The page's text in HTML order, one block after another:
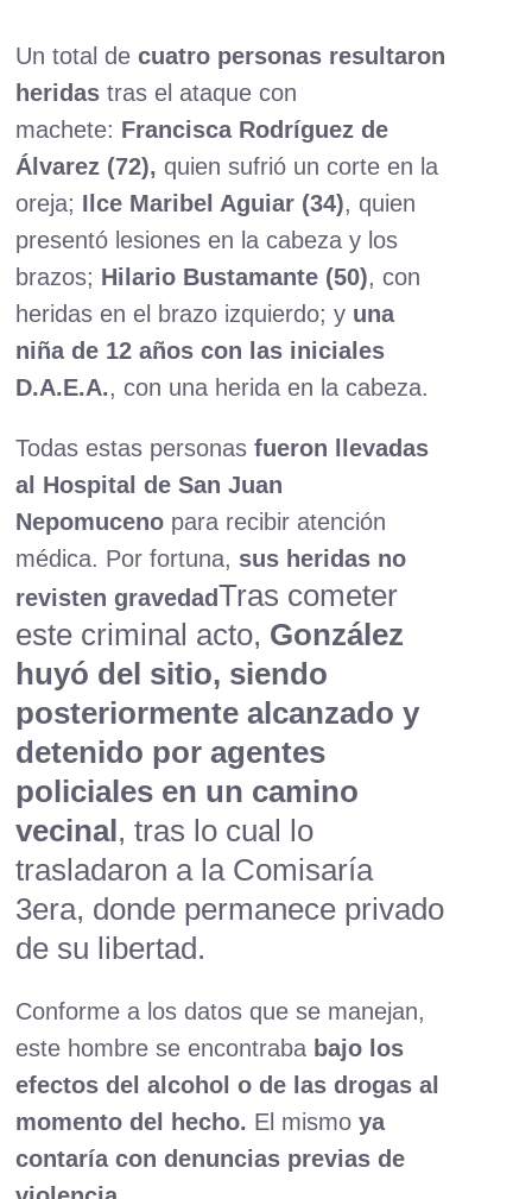
Un total de cuatro personas resultaron
heridastras el ataque con
machete: Francisca Rodríguez de
Álvarez (72), quien sufrió un corte en la
oreja; Ilce Maribel Aguiar (34), quien
presentó lesiones en la cabeza y los
brazos; Hilario Bustamante (50), con
heridas en el brazo izquierdo; y una
niña de 12 años con las iniciales
D.A.E.A., con una herida en la cabeza.
Todas estas personasfueron llevadas
al Hospital de San Juan
Nepomuceno para recibir atención
médica. Por fortuna, sus heridas no
revisten gravedad Tras cometer
este criminal acto, González
huyó del sitio, siendo
posteriormente alcanzado y
detenido por agentes
policiales en un camino
vecinal , tras lo cual lo
trasladaron a la Comisaría
3era, donde permanece privado
de su libertad.
Conforme a los datos que se manejan,
este hombre se encontraba bajo los
efectos del alcohol o de las drogas al
momento del hecho. El mismoya
contaría con denuncias previas de